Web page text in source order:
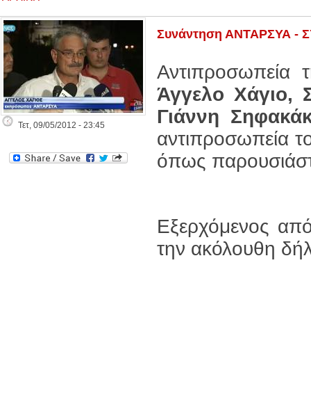
Τετ, 09/05/2012 - 23:45
Συνάντηση ΑΝΤΑΡΣΥΑ -
Άγγελο Χάγιο,
Γιάννη
αντιπροσωπεία
όπως
Εξερχόμενος
την ακόλουθη